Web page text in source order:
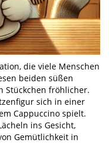
die viele Menschen
beiden süßen
Stückchen fröhlicher.
sich in einer
Cappuccino spielt.
ins Gesicht,
Gemütlichkeit in